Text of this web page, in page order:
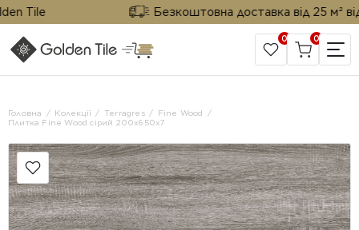
Tile Безкоштовна доставка від 25 м² від
САЙТ КОМПАНІЇ
0 0
Головна Колекції Terragres
Fine Wood
Плитка Fine Wood сірий 200x650x7